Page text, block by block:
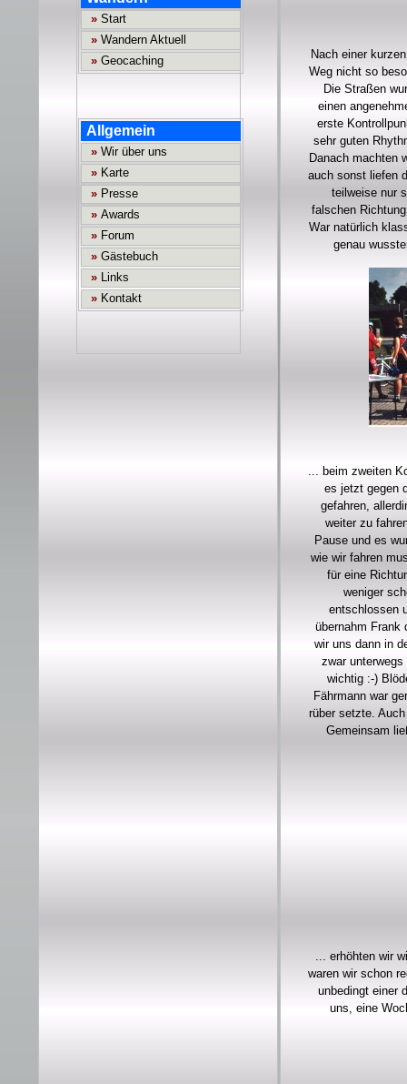
Nach einer
Weg nicht so
Die Straßen
einen
erste
sehr guten
Danach machten
auch sonst liefen
teilweise nur
falschen
War natürlich
genau
... beim zweiten
es jetzt gegen
gefahren,
weiter zu
Pause und es
wie wir fahren
für eine
weniger
entschlossen
übernahm Frank
wir uns dann in
zwar
wichtig :-)
Fährmann war
rüber setzte.
Gemeinsam
... erhöhten wir
waren wir schon
unbedingt einer
uns, eine